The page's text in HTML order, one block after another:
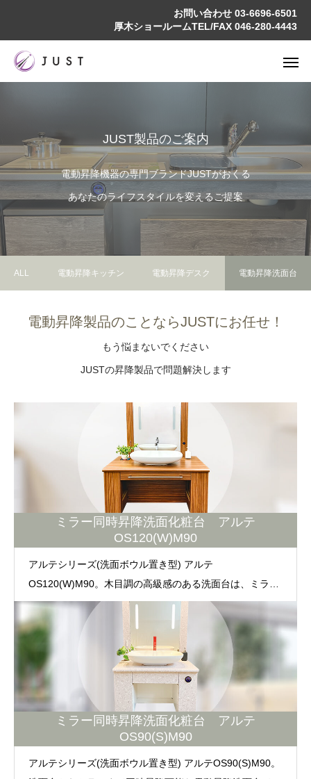
お問い合わせ 03-6696-6501
厚木ショールームTEL/FAX 046-280-4443
JUST製品のご案内
電動昇降機器の専門ブランドJUSTがおくる
あなたのライフスタイルを変えるご提案
ALL 電動昇降キッチン 電動昇降デスク 電動昇降洗面台
電動昇降製品のことならJUSTにお任せ！
もう悩まないでください
JUSTの昇降製品で問題解決します
ミラー同時昇降洗面化粧台 アルテ
OS120(W)M90
アルテシリーズ(洗面ボウル置き型) アルテ
OS120(W)M90。木目調の高級感のある洗面台は、ミラー
同時昇降可能な電動昇降洗面台です。お子様からご高齢者
の方、車椅子利用者の方も自分の使いやすい高さに調整が
可能です。毎日利用するものだからこそ、便利で使いやす
い工夫が施されています。オシャレなデザインは、モダン
でくつろぎ空間を演出し、オプションパーツも多数です。
ミラー同時昇降洗面化粧台 アルテ
OS90(S)M90
アルテシリーズ(洗面ボウル置き型) アルテOS90(S)M90。